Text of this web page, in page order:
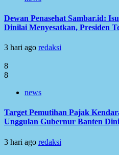
Dewan Penasehat Sambar.id:
Dinilai Menyesatkan, Presiden
3 hari ago redaksi
8
8
news
Target Pemutihan Pajak
Unggulan Gubernur Banten
3 hari ago redaksi